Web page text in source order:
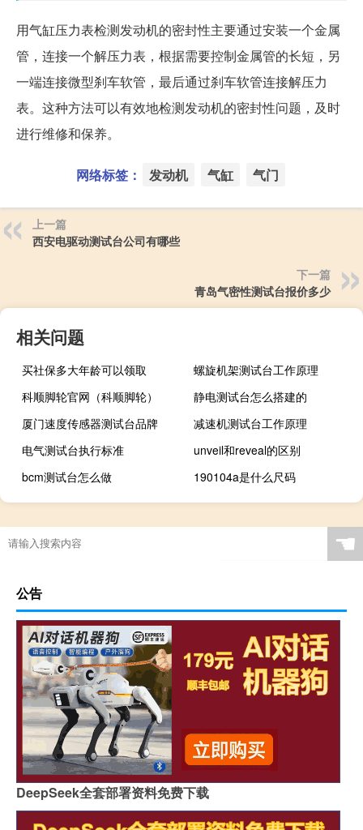
用气缸压力表检测发动机的密封性主要通过安装一个金属
管，连接一个解压力表，根据需要控制金属管的长短，另
一端连接微型刹车软管，最后通过刹车软管连接解压力
表。这种方法可以有效地检测发动机的密封性问题，及时
进行维修和保养。
网络标签： 发动机 气缸 气门
上一篇
西安电驱动测试台公司有哪些
下一篇
青岛气密性测试台报价多少
相关问题
买社保多大年龄可以领取
螺旋机架测试台工作原理
科顺脚轮官网（科顺脚轮）
静电测试台怎么搭建的
厦门速度传感器测试台品牌
减速机测试台工作原理
电气测试台执行标准
unveil和reveal的区别
bcm测试台怎么做
190104a是什么尺码
☚
公告
DeepSeek全套部署资料免费下载